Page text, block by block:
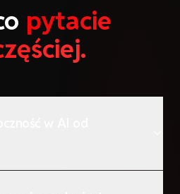
pytacie